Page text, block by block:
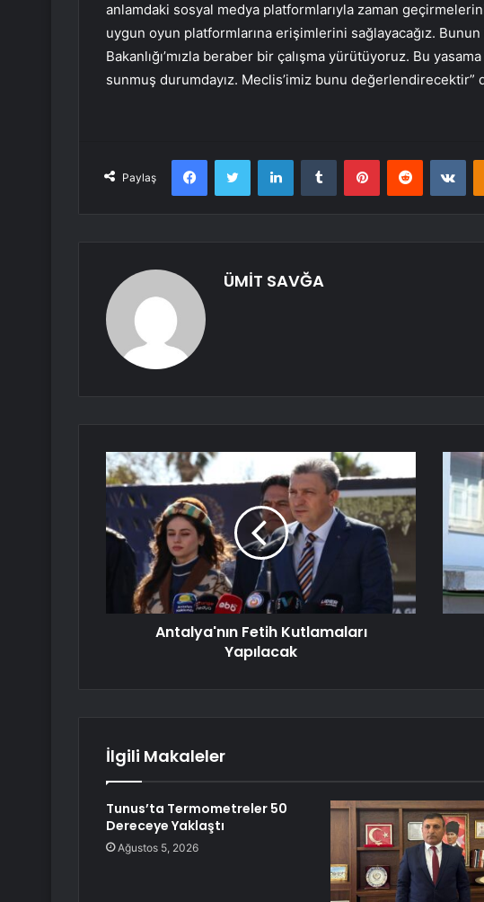
anlamdaki sosyal medya platformlarıyla zaman
uygun oyun platformlarına erişimlerini sağlayacağız.
Bakanlığı’mızla beraber bir çalışma yürütüyoruz. Bu
sunmuş durumdayız. Meclis’imiz bunu değerlendirecektir”
Paylaş
FacebookTwitter LinkedInTumblr PinterestReddit
ÜMİT SAVĞA
Antalya'nın Fetih Kutlamaları
Yapılacak
İlgili Makaleler
Tunus’ta Termometreler 50
Dereceye Yaklaştı
Ağustos 5, 2026